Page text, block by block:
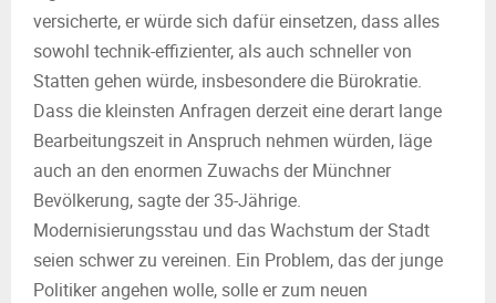
versicherte, er würde sich dafür einsetzen, dass alles
sowohl technik-effizienter, als auch schneller von
Statten gehen würde, insbesondere die Bürokratie.
Dass die kleinsten Anfragen derzeit eine derart lange
Bearbeitungszeit in Anspruch nehmen würden, läge
auch an den enormen Zuwachs der Münchner
Bevölkerung, sagte der 35-Jährige.
Modernisierungsstau und das Wachstum der Stadt
seien schwer zu vereinen. Ein Problem, das der junge
Politiker angehen wolle, solle er zum neuen